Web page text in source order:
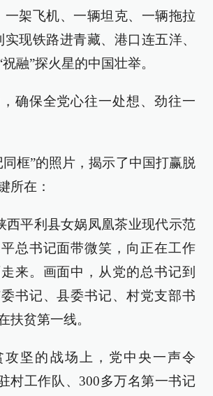
一架飞机、一辆坦克、一辆拖拉
现铁路进青藏、港口连五洋、
融”探火星的中国壮举。
确保全党心往一处想、劲往一
框”的照片，揭示了中国打赢脱
所在：
西平利县女娲凤凰茶业现代示范
总书记面带微笑，向正在工作
来。画面中，从党的总书记到
书记、县委书记、村党支部书
扶贫第一线。
攻坚的战场上，党中央一声令
村工作队、300多万名第一书记